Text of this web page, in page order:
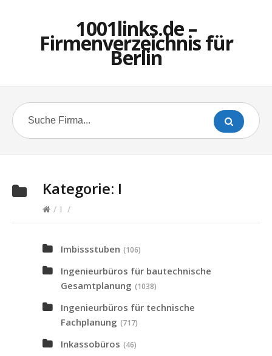
1001links.de –
Firmenverzeichnis für
Berlin
Kategorie: I
/ I /
Imbissstuben (106)
Ingenieurbüros für bautechnische
Gesamtplanung (1038)
Ingenieurbüros für technische
Fachplanung (717)
Inkassobüros (46)